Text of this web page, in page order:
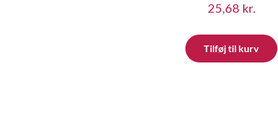
25,68 kr.
Tilføj til kurv